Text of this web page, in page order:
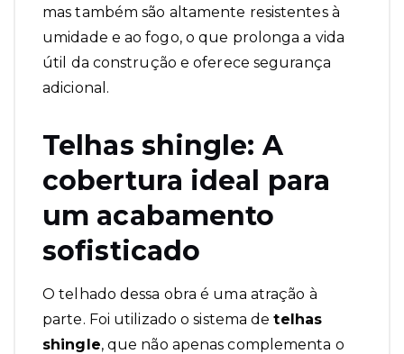
mas também são altamente resistentes à
umidade e ao fogo, o que prolonga a vida
útil da construção e oferece segurança
adicional.
Telhas shingle: A
cobertura ideal para
um acabamento
sofisticado
O telhado dessa obra é uma atração à
parte. Foi utilizado o sistema detelhas
shingle, que não apenas complementa o